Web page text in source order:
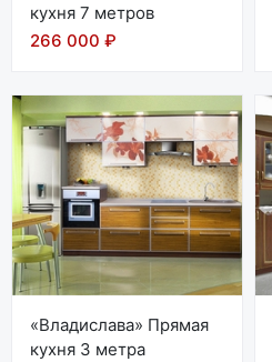
кухня 7 метров
266 000 ₽
«Владислава» Прямая
кухня 3 метра